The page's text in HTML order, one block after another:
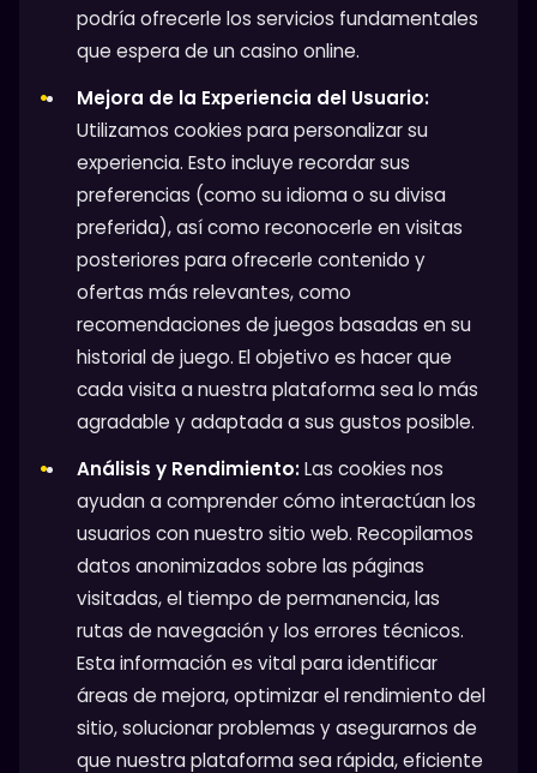
podría ofrecerle los servicios fundamentales
que espera de un casino online.
Mejora de la Experiencia del Usuario:
Utilizamos cookies para personalizar su
experiencia. Esto incluye recordar sus
preferencias (como su idioma o su divisa
preferida), así como reconocerle en visitas
posteriores para ofrecerle contenido y
ofertas más relevantes, como
recomendaciones de juegos basadas en su
historial de juego. El objetivo es hacer que
cada visita a nuestra plataforma sea lo más
agradable y adaptada a sus gustos posible.
Análisis y Rendimiento:Las cookies nos
ayudan a comprender cómo interactúan los
usuarios con nuestro sitio web. Recopilamos
datos anonimizados sobre las páginas
visitadas, el tiempo de permanencia, las
rutas de navegación y los errores técnicos.
Esta información es vital para identificar
áreas de mejora, optimizar el rendimiento del
sitio, solucionar problemas y asegurarnos de
que nuestra plataforma sea rápida, eficiente